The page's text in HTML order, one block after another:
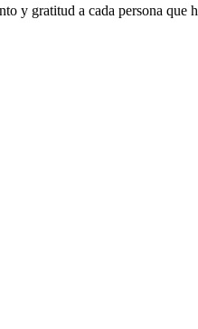
y gratitud a cada persona que